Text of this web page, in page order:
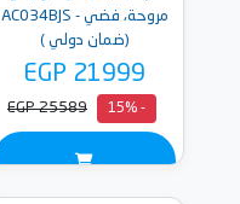
مروحة، فضي - AC034BJS
(ضمان دولي )
EGP 21999
- 15%
EGP 25589